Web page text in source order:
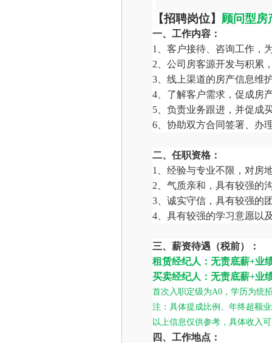
【招聘岗位】 顾问型房
一、工作内容：
1、客户接待、咨询工作，
2、公司房客源开发与积累
3、线上渠道的房产信息维
4、了解客户需求，促成房
5、负责业务跟进，并促成
6、协助双方合同签署、办
二、任职资格：
1、经验与专业不限，对房
2、气质亲和，具有较强的
3、诚实守信，具有较强的
4、具有较强的学习意愿以
三、薪资待遇（税前）：
租赁经纪人：无责底薪+业
买卖经纪人：无责底薪+业
首次入职定级为A0，学历为统
注：具体提成比例、年终超额
以上信息仅供参考，具体收入
四、工作地点：